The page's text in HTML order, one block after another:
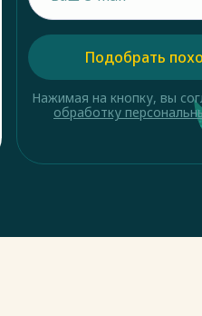
Подобрать
Нажимая на кнопку, вы
обработку